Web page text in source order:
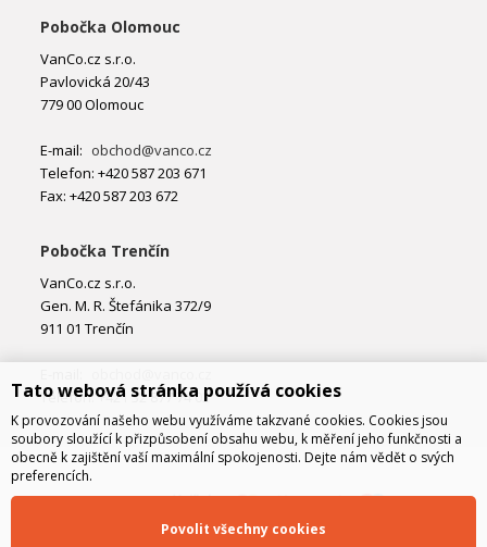
Pobočka Olomouc
VanCo.cz s.r.o.
Pavlovická 20/43
779 00 Olomouc
E-mail: obchod@vanco.cz
Telefon: +420 587 203 671
Fax: +420 587 203 672
Pobočka Trenčín
VanCo.cz s.r.o.
Gen. M. R. Štefánika 372/9
911 01 Trenčín
Telefon: +421 32 877 74 02
Tato webová stránka používá cookies
K provozování našeho webu využíváme takzvané cookies. Cookies jsou
soubory sloužící k přizpůsobení obsahu webu, k měření jeho funkčnosti a
obecně k zajištění vaší maximální spokojenosti. Dejte nám vědět o svých
preferencích.
Povolit všechny cookies